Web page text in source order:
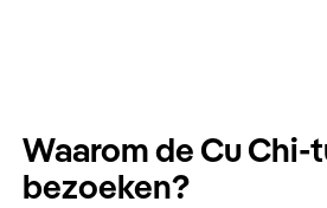
Waarom de Cu Chi-
bezoeken?